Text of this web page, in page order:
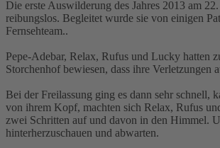
Die erste Auswilderung des Jahres 2013 am
reibungslos. Begleitet wurde sie von einigen
Fernsehteam..
Pepe-Adebar, Relax, Rufus und Lucky hatten
Storchenhof bewiesen, dass ihre Verletzungen
Bei der Freilassung ging es dann sehr schnell,
von ihrem Kopf, machten sich Relax, Rufus
zwei Schritten auf und davon in den Himmel.
hinterherzuschauen und abwarten.